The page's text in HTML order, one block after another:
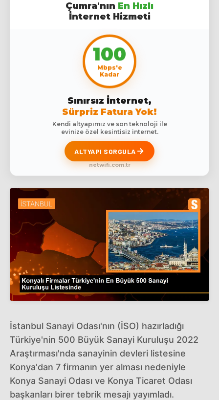
Çumra'nın En Hızlı
İnternet Hizmeti
100
Mbps'e
Kadar
Sınırsız İnternet,
Sürpriz Fatura Yok!
Kendi altyapımız ve son teknoloji ile
evinize özel kesintisiz internet.
ALTYAPI SORGULA
netwifi.com.tr
İstanbul Sanayi Odası'nın (İSO) hazırladığı
Türkiye'nin 500 Büyük Sanayi Kuruluşu 2022
Araştırması'nda sanayinin devleri listesine
Konya'dan 7 firmanın yer alması nedeniyle
Konya Sanayi Odası ve Konya Ticaret Odası
başkanları birer tebrik mesajı yayımladı.